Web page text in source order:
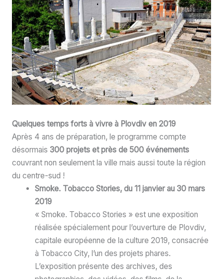
Quelques temps forts à vivre à Plovdiv en 2019
Après 4 ans de préparation, le programme compte
désormais 300 projets et près de 500 événements
couvrant non seulement la ville mais aussi toute la région
du centre-sud !
Smoke. Tobacco Stories, du 11 janvier au 30 mars
2019
« Smoke. Tobacco Stories » est une exposition
réalisée spécialement pour l’ouverture de Plovdiv,
capitale européenne de la culture 2019, consacrée
à Tobacco City, l’un des projets phares.
L’exposition présente des archives, des